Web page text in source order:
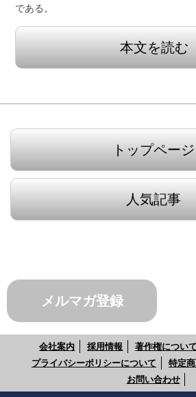
である。
本文を読む
トップページ
人気記事
メルマガ登録
会社案内 採用情報 著作権について
プライバシーポリシーについて
特定
お問い合わせ